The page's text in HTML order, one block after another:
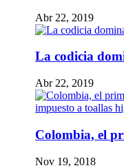
Abr 22, 2019
La codicia
Abr 22, 2019
Colombia, el
Nov 19, 2018